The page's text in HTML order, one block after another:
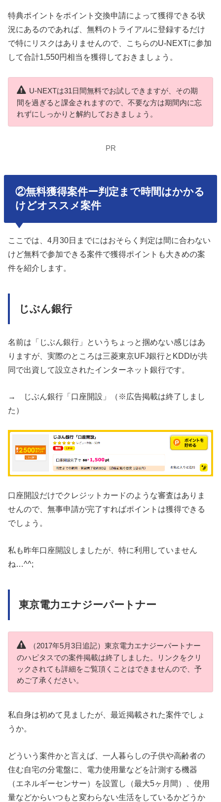
特典ポイントをポイント交換申請によって獲得できる状
況にあるのであれば、無料のトライアルに登録するだけ
で特にリスクはありませんので、こちらのU-NEXTに参加
して合計1,550円相当を獲得しておきましょう。
U-NEXTは31日間無料でお試しできますが、その期
間を過ぎると課金されますので、不要な方は期間内に忘
れずにしっかりと解約しておきましょう。
PR
②無料獲得案件ー判定まで時間はかかる
けどオススメ案件
ここでは、4月30日までにはおそらく判定は間に合わない
けど無料で参加できる案件で獲得ポイントも大きめの案
件を紹介します。
じぶん銀行
名前は「じぶん銀行」というちょっと掴めない感じはあ
りますが、実際のところは三菱東京UFJ銀行とKDDIが共
同で出資して設立されたインターネット銀行です。
→ じぶん銀行「口座開設」（※広告掲載は終了しまし
た）
口座開設だけでクレジットカードのような審査はありま
せんので、無事申請が完了すればポイントは獲得できる
でしょう。
私も昨年口座開設しましたが、特に利用していません
ね…^^;
東京電力エナジーパートナー
（2017年5月3日追記）東京電力エナジーパートナー
のハピタスでの案件掲載は終了しました。リンクをクリ
ックされても詳細をご覧頂くことはできませんので、予
めご了承ください。
私自身は初めて見ましたが、最近掲載された案件でしょ
うか。
どういう案件かと言えば、一人暮らしの子供や高齢者の
住む自宅の分電盤に、電力使用量などを計測する機器
（エネルギーセンサー）を設置し（最大5ヶ月間）、使用
量などからいつもと変わらない生活をしているかどうか